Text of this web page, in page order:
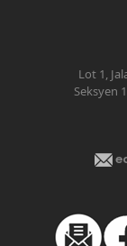
Lot 1,
Seksyen